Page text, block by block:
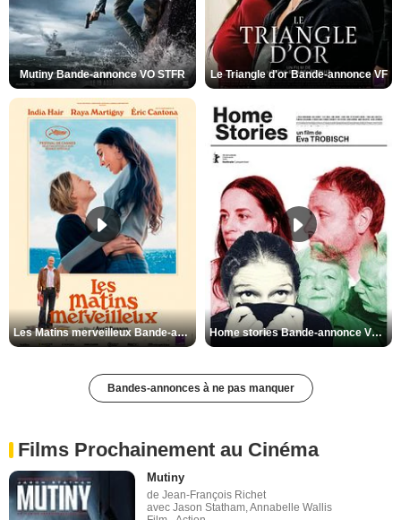
Mutiny Bande-annonce VO STFR Le Triangle d'or Bande-annonce VF
Les Matins merveilleux Bande-annonce VF Home stories Bande-annonce VO STFR
Bandes-annonces à ne pas manquer
Films Prochainement au Cinéma
Mutiny
de Jean-François Richet
avec Jason Statham, Annabelle Wallis